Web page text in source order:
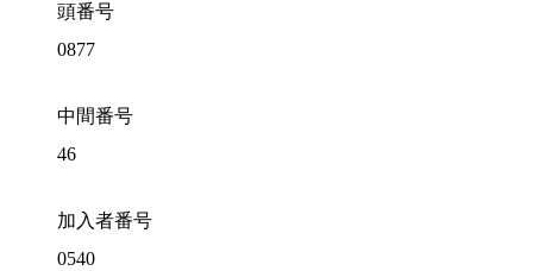
頭番号
0877
中間番号
46
加入者番号
0540